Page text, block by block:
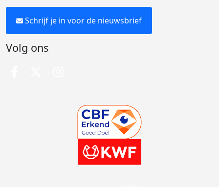
Schrijf je in voor de nieuwsbrief
Volg ons